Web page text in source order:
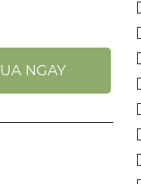
chống cháy số lượng
NGAY